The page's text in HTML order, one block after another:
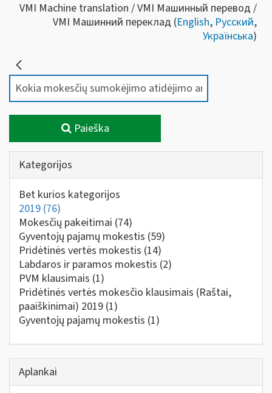
VMI Machine translation / VMI Машинный перевод /
VMI Машинний переклад (English, Русский,
Українська)
Paieška
Kategorijos
Bet kurios kategorijos
2019 (76)
Mokesčių pakeitimai (74)
Gyventojų pajamų mokestis (59)
Pridėtinės vertės mokestis (14)
Labdaros ir paramos mokestis (2)
PVM klausimais (1)
Pridėtinės vertės mokesčio klausimais (Raštai,
paaiškinimai) 2019 (1)
Gyventojų pajamų mokestis (1)
Aplankai